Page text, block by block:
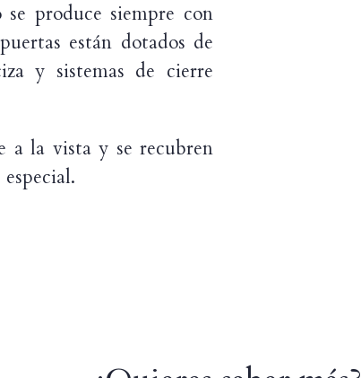
produce siempre con
están dotados de
y sistemas de cierre
a la vista y se recubren